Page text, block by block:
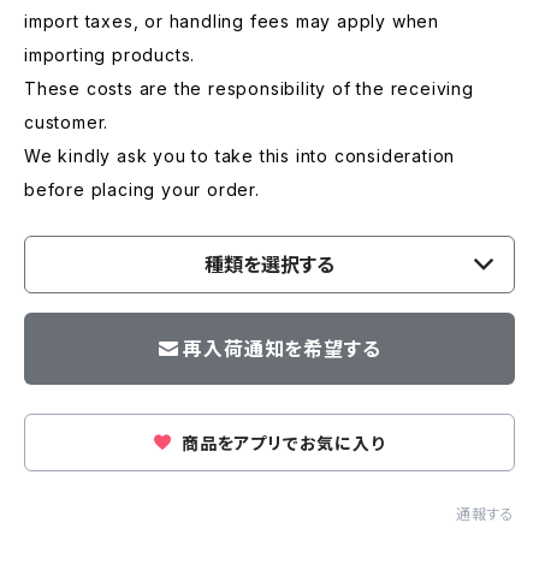
import taxes, or handling fees may apply when
importing products.
These costs are the responsibility of the receiving
customer.
We kindly ask you to take this into consideration
before placing your order.
種類を選択する
再入荷通知を希望する
商品をアプリでお気に入り
通報する